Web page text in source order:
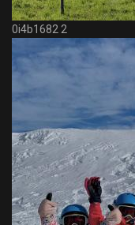
0i4b1682 2